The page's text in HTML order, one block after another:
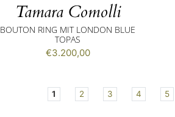
Tamara Comolli
BOUTON RING MIT LONDON BLUE
TOPAS
€3.200,00
1 2 3 4 5